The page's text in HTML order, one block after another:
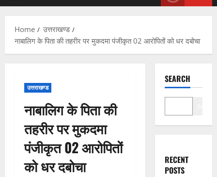
Home
उत्तराखण्ड
नाबालिग के पिता की तहरीर पर मुकदमा पंजीकृत 02 आरोपितों को धर दबोचा
उत्तराखण्ड
नाबालिग के पिता की
तहरीर पर मुकदमा
पंजीकृत 02 आरोपितों
को धर दबोचा
SEARCH
RECENT
POSTS